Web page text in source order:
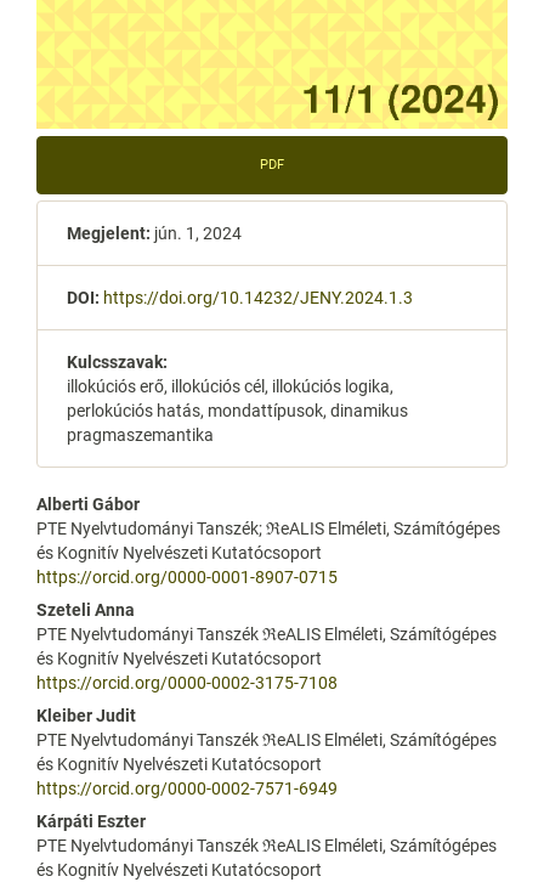
PDF
Megjelent: jún. 1, 2024
DOI: https://doi.org/10.14232/JENY.2024.1.3
Kulcsszavak:
illokúciós erő, illokúciós cél, illokúciós logika,
perlokúciós hatás, mondattípusok, dinamikus
pragmaszemantika
Main
Article
Content
Alberti Gábor
PTE Nyelvtudományi Tanszék; ℜeALIS Elméleti, Számítógépes
és Kognitív Nyelvészeti Kutatócsoport
https://orcid.org/0000-0001-8907-0715
Szeteli Anna
PTE Nyelvtudományi Tanszék ℜeALIS Elméleti, Számítógépes
és Kognitív Nyelvészeti Kutatócsoport
https://orcid.org/0000-0002-3175-7108
Kleiber Judit
PTE Nyelvtudományi Tanszék ℜeALIS Elméleti, Számítógépes
és Kognitív Nyelvészeti Kutatócsoport
https://orcid.org/0000-0002-7571-6949
Kárpáti Eszter
PTE Nyelvtudományi Tanszék ℜeALIS Elméleti, Számítógépes
és Kognitív Nyelvészeti Kutatócsoport